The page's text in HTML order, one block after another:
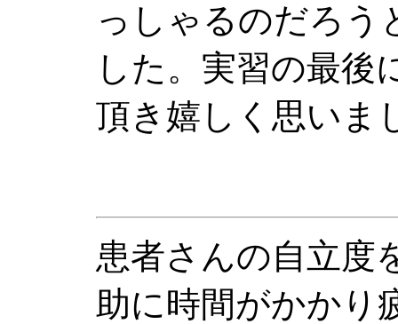
っしゃるのだろう
した。実習の最後
頂き嬉しく思いま
患者さんの自立度
助に時間がかかり